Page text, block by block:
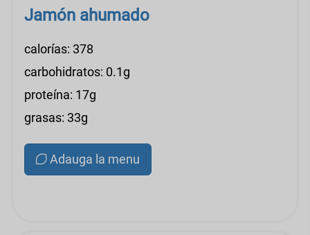
Jamón ahumado
calorías: 378
carbohidratos: 0.1g
proteína: 17g
grasas: 33g
Adauga la menu